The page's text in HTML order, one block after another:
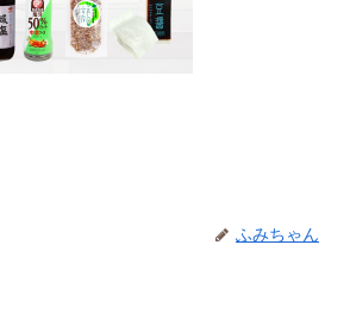
ふみちゃん